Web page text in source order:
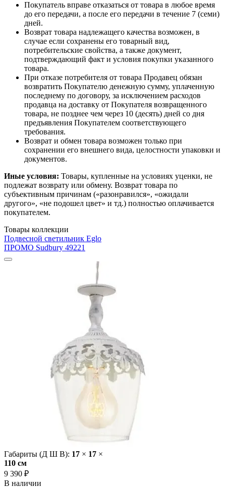
Покупатель вправе отказаться от товара в любое время
до его передачи, а после его передачи в течение 7 (семи)
дней.
Возврат товара надлежащего качества возможен, в
случае если сохранены его товарный вид,
потребительские свойства, а также документ,
подтверждающий факт и условия покупки указанного
товара.
При отказе потребителя от товара Продавец обязан
возвратить Покупателю денежную сумму, уплаченную
последнему по договору, за исключением расходов
продавца на доставку от Покупателя возвращенного
товара, не позднее чем через 10 (десять) дней со дня
предъявления Покупателем соответствующего
требования.
Возврат и обмен товара возможен только при
сохранении его внешнего вида, целостности упаковки и
документов.
Иные условия: Товары, купленные на условиях уценки, не
подлежат возврату или обмену. Возврат товара по
субъективным причинам («разонравился», «ожидали
другого», «не подошел цвет» и тд.) полностью оплачивается
покупателем.
Товары коллекции
Подвесной светильник Eglo
ПРОМО Sudbury 49221
Габариты (Д Ш В): 17 × 17 ×
110 cм
9 390 ₽
В наличии